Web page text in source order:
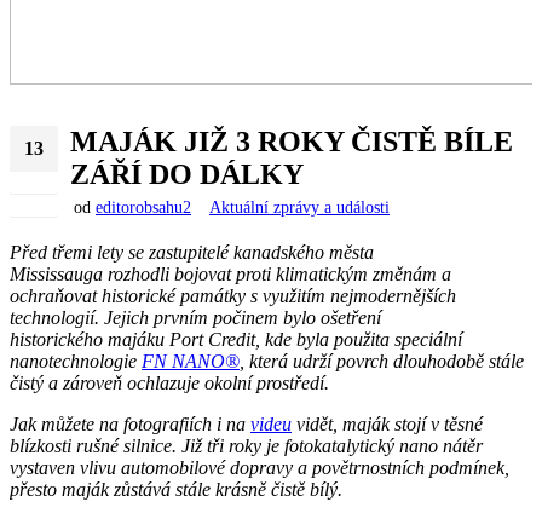
13
MAJÁK JIŽ 3 ROKY ČISTĚ BÍLE
ZÁŘÍ DO DÁLKY
od editorobsahu2 Aktuální zprávy a události
Před třemi lety se zastupitelékanadského města
Mississauga rozhodli bojovat proti klimatickým změnám a
ochraňovat historické památky s využitím nejmodernějších
technologií. Jejich prvním počinem bylo ošetření
historického majáku Port Credit, kde byla použita speciální
nanotechnologie FN NANO® , která udrží povrch dlouhodobě stále
čistý a zároveň ochlazuje okolní prostředí.
Jak můžete na fotografiích i na videu vidět, maják stojív těsné
blízkosti rušné silnice. Již tři roky je fotokatalytický nano nátěr
vystaven vlivu automobilové dopravy a povětrnostních podmínek,
přesto maják zůstává stále krásně čistě bílý.